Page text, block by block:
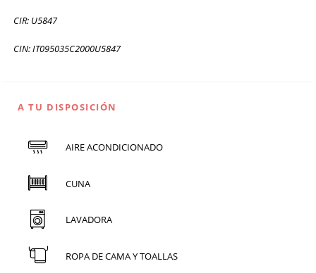
CIR: U5847
CIN: IT095035C2000U5847
A TU DISPOSICIÓN
AIRE ACONDICIONADO
CUNA
LAVADORA
ROPA DE CAMA Y TOALLAS